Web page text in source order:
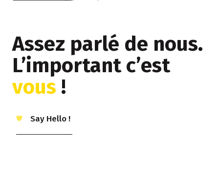
Assez parlé de nous.
L’important c’est
vous !
Say Hello !